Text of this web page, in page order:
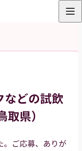
どの試飲
県）
。ご応募、ありが